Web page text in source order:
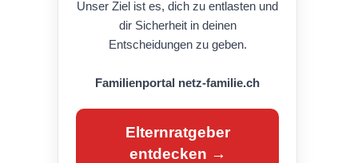
Unser Ziel ist es, dich zu entlasten und
dir Sicherheit in deinen
Entscheidungen zu geben.
Familienportal netz-familie.ch
Elternratgeber
entdecken →